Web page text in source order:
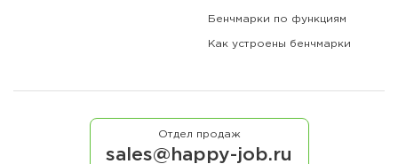
Бенчмарки по функциям
Как устроены бенчмарки
Отдел продаж
sales@happy-job.ru